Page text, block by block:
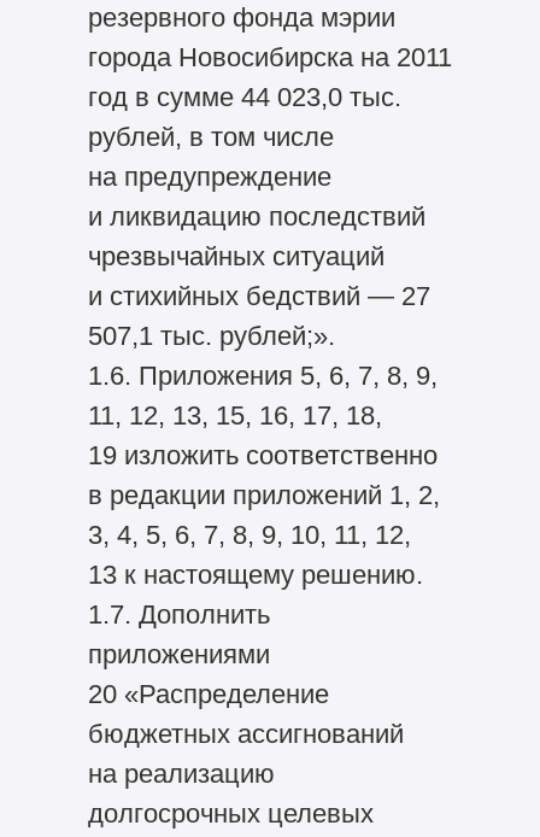
резервного фонда мэрии
города Новосибирска на 2011
год в сумме 44 023,0 тыс.
рублей, в том числе
на предупреждение
и ликвидацию последствий
чрезвычайных ситуаций
и стихийных бедствий — 27
507,1 тыс. рублей;».
1.6. Приложения 5, 6, 7, 8, 9,
11, 12, 13, 15, 16, 17, 18,
19 изложить соответственно
в редакции приложений 1, 2,
3, 4, 5, 6, 7, 8, 9, 10, 11, 12,
13 к настоящему решению.
1.7. Дополнить
приложениями
20 «Распределение
бюджетных ассигнований
на реализацию
долгосрочных целевых